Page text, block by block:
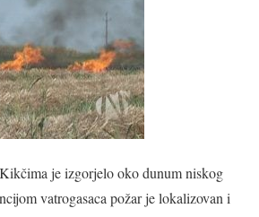
je izgorjelo oko dunum niskog
vatrogasaca požar je lokalizovan i